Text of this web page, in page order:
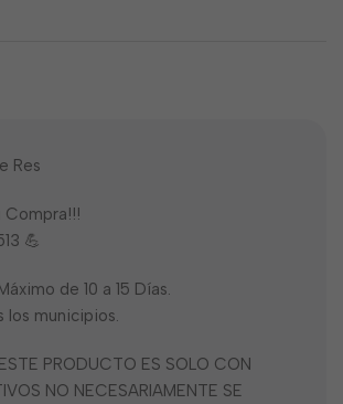
Res
Compra!!!
💪
de 10 a 15 Días.
los municipios.
PRODUCTO ES SOLO CON
NO NECESARIAMENTE SE